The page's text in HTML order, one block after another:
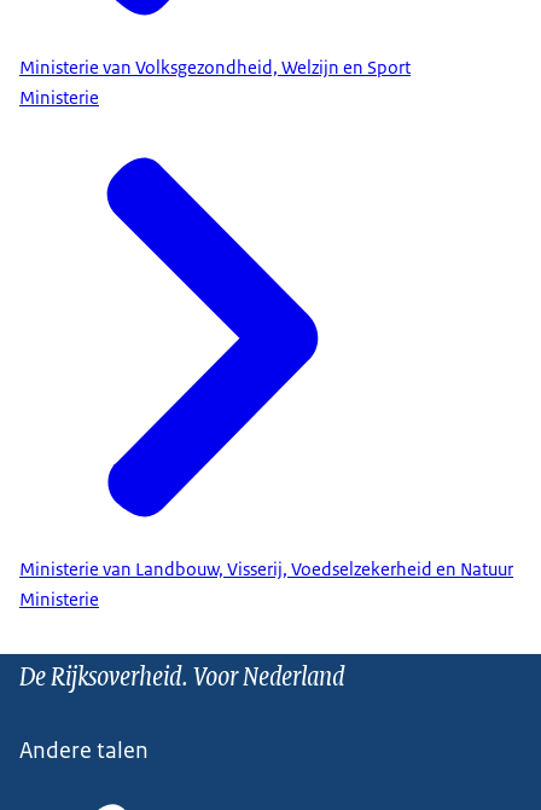
Ministerie van Volksgezondheid, Welzijn en Sport
Ministerie
Ministerie van Landbouw, Visserij, Voedselzekerheid en Natuur
Ministerie
De Rijksoverheid. Voor Nederland
Andere talen